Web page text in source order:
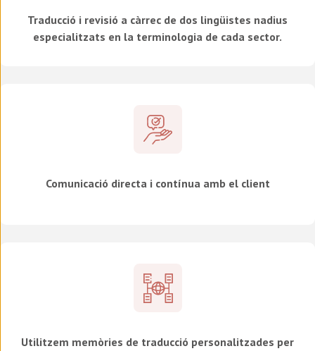
Traducció i revisió a càrrec de dos lingüistes nadius
especialitzats en la terminologia de cada sector.
Comunicació directa i contínua amb el client
Utilitzem memòries de traducció personalitzades per